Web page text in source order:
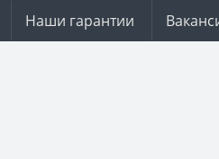
Наши гарантии